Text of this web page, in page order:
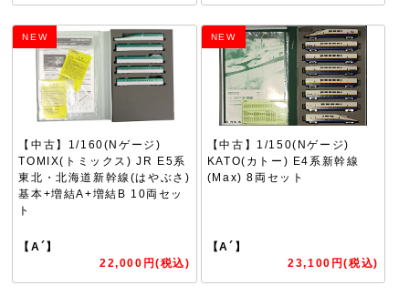
NEW
【中古】1/160(Nゲージ)
TOMIX(トミックス) JR E5系
東北・北海道新幹線(はやぶさ)
基本+増結A+増結B 10両セッ
ト
【A´】
22,000円(税込)
NEW
【中古】1/150(Nゲージ)
KATO(カトー) E4系新幹線
(Max) 8両セット
【A´】
23,100円(税込)